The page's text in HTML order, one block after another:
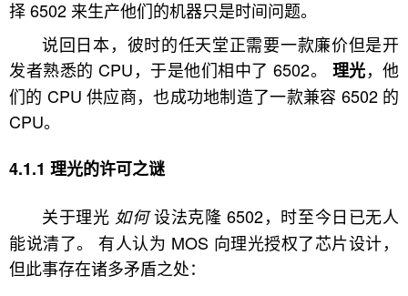
择 6502 来生产他们的机器只是时间问题。
说回日本，彼时的任天堂正需要一款廉价但是开
发者熟悉的 CPU，于是他们相中了 6502。 理光，他
们的 CPU 供应商，也成功地制造了一款兼容 6502 的
CPU。
理光的许可之谜
关于理光 如何设法克隆 6502，时至今日已无人
能说清了。 有人认为 MOS 向理光授权了芯片设计，
但此事存在诸多矛盾之处：